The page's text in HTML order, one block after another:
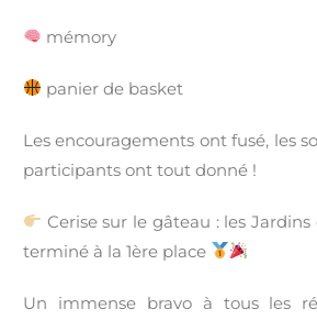
mémory
panier de basket
Les encouragements ont fusé, les
participants ont tout donné !
Cerise sur le gâteau : les
terminé à la 1ère place
Un immense bravo à tous les